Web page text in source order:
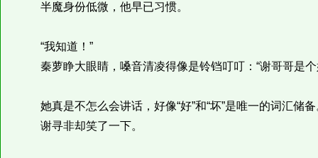
半魔身份低微，他早已习惯。
“我知道！”
秦萝睁大眼睛，嗓音清凌得像是铃铛叮叮：“谢哥哥是个
她真是不怎么会讲话，好像“好”和“坏”是唯一的词汇储备
谢寻非却笑了一下。